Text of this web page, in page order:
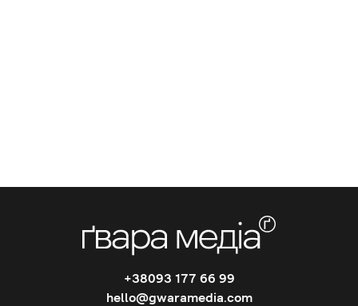
+38093 177 66 99
hello@gwaramedia.com